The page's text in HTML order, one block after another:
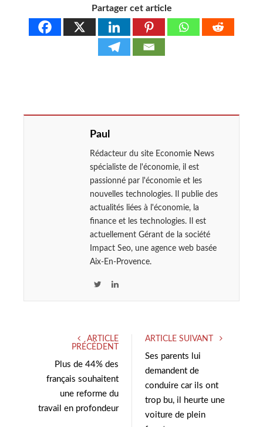
Partager cet article
Paul
Rédacteur du site Economie News
spécialiste de l'économie, il est
passionné par l'économie et les
nouvelles technologies. Il publie des
actualités liées à l'économie, la
finance et les technologies. Il est
actuellement Gérant de la société
Impact Seo, une agence web basée
Aix-En-Provence.
t
r
L
e
n
ARTICLE
PRÉCÉDENT
Plus de 44% des
français souhaitent
une reforme du
travail en profondeur
ARTICLE SUIVANT
Ses parents lui
demandent de
conduire car ils ont
trop bu, il heurte une
voiture de plein